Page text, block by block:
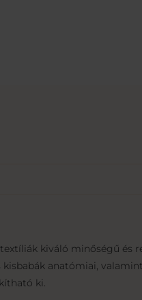
kiváló minőségű és
kisbabák anatómiai,
ki.